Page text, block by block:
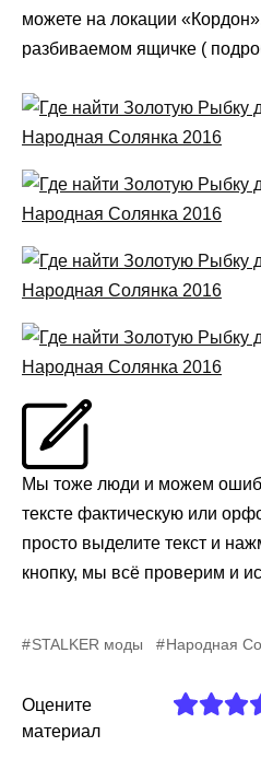
можете на локации
разбиваемом ящичке (
Мы тоже люди и можем
тексте фактическую или
просто выделите текст и
кнопку, мы всё проверим и
STALKER моды Народная
Оцените
материал